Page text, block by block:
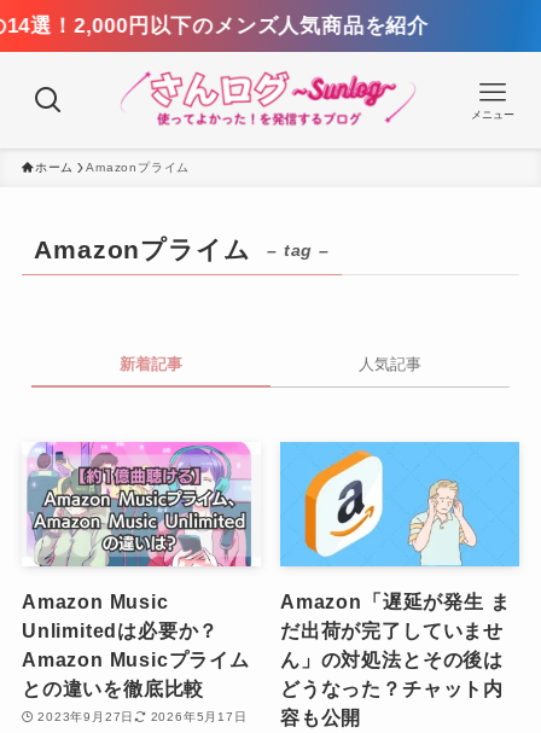
！2,000円以下のメンズ人気商品を紹介
メニュー
ホーム Amazonプライム
Amazonプライム – tag –
新着記事 人気記事
Amazon Music
Unlimitedは必要か？
Amazon Musicプライム
との違いを徹底比較
2023年9月27日
2026年5月17日
Amazon「遅延が発生 ま
だ出荷が完了していませ
ん」の対処法とその後は
どうなった？チャット内
容も公開